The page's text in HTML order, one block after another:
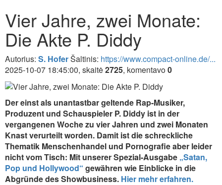
Vier Jahre, zwei Monate:
Die Akte P. Diddy
Autorius: S. HoferŠaltinis: https://www.compact-online.de/...
2025-10-07 18:45:00, skaitė2725, komentavo0
Der einst als unantastbar geltende Rap-Musiker,
Produzent und Schauspieler P. Diddy ist in der
vergangenen Woche zu vier Jahren und zwei Monaten
Knast verurteilt worden. Damit ist die schreckliche
Thematik Menschenhandel und Pornografie aber leider
nicht vom Tisch: Mit unserer Spezial-Ausgabe „Satan,
Pop und Hollywood“ gewähren wie Einblicke in die
Abgründe des Showbusiness. Hier mehr erfahren.